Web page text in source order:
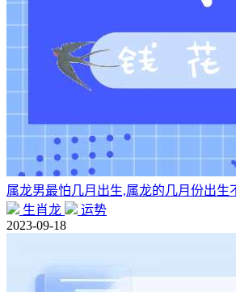
属龙男最怕几月出生,属龙的几月份出生
生肖龙
运势
2023-09-18